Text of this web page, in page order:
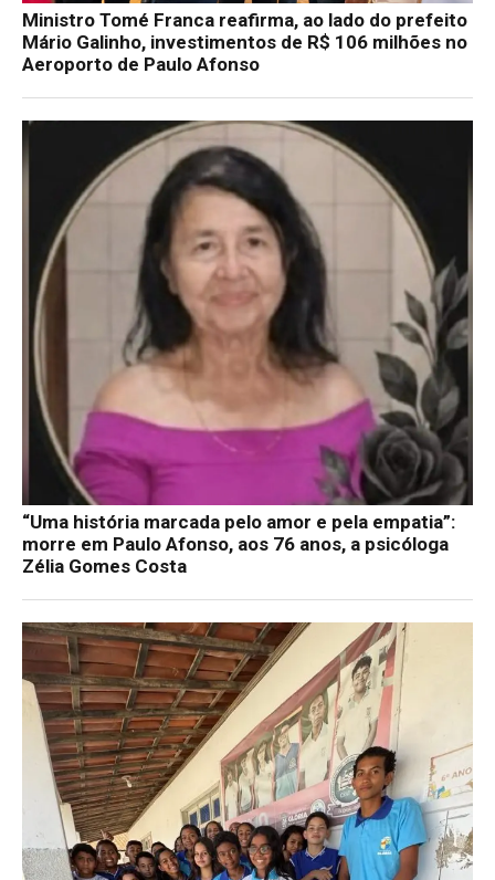
Ministro Tomé Franca reafirma, ao lado do prefeito
Mário Galinho, investimentos de R$ 106 milhões no
Aeroporto de Paulo Afonso
“Uma história marcada pelo amor e pela empatia”:
morre em Paulo Afonso, aos 76 anos, a psicóloga
Zélia Gomes Costa